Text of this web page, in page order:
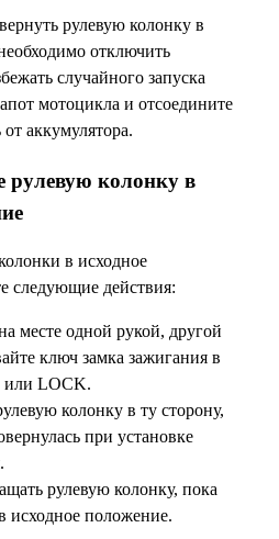
рулевую колонку в
отключить
случайного запуска
мотоцикла и отсоедините
аккумулятора.
колонку в
в исходное
следующие действия:
месте одной рукой, другой
ключ замка зажигания в
или LOCK.
колонку в ту сторону,
при установке
рулевую колонку, пока
исходное положение.